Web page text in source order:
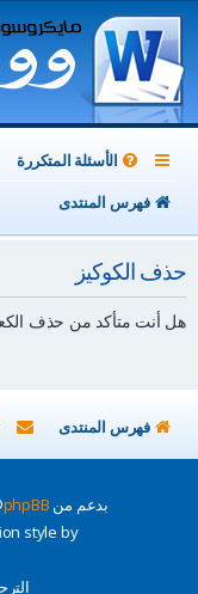
الأسئلة المتكررة
فهرس المنتدى
حذف الكوكيز
هل أنت متأكد من حذف
فهرس المنتدى
بدعم من phpBB
style by